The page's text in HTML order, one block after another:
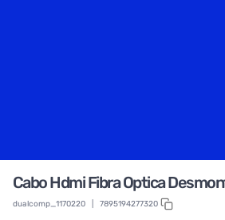
Cabo Hdmi Fibra Optica
dualcomp_1170220 7895194277320